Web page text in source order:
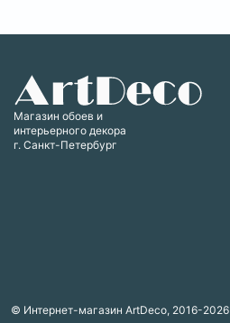
Магазин обоев и
интерьерного декора
г. Санкт-Петербург
© Интернет-магазин ArtDeco, 2016-2026